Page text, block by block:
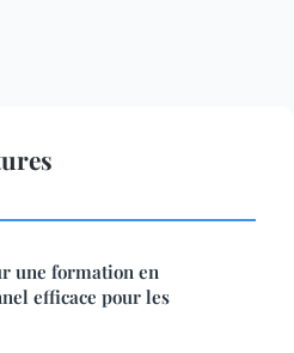
une formation en
efficace pour les